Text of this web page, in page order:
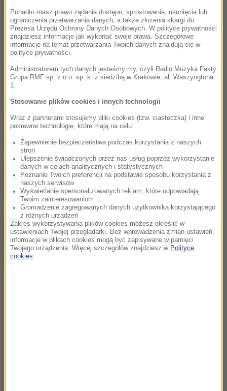
Źródło: PAP
Tagi:kradzież
chcesz widzieć więcej artykułów od RMF24?dodaj w
Google
Ponadto masz prawo żądania dostępu, sprostowania, usunięcia lub
ograniczenia przetwarzania danych, a także złożenia skargi do
Prezesa Urzędu Ochrony Danych Osobowych. W polityce prywatności
znajdziesz informacje jak wykonać swoje prawa. Szczegółowe
informacje na temat przetwarzania Twoich danych znajdują się w
polityce prywatności.
Administratorem tych danych jesteśmy my, czyli Radio Muzyka Fakty
Grupa RMF sp. z o.o. sp. k. z siedzibą w Krakowie, al. Waszyngtona
1.
Stosowanie plików cookies i innych technologii
Wraz z partnerami stosujemy pliki cookies (tzw. ciasteczka) i inne
pokrewne technologie, które mają na celu:
Zapewnienie bezpieczeństwa podczas korzystania z naszych
stron
Ulepszenie świadczonych przez nas usług poprzez wykorzystanie
danych w celach analitycznych i statystycznych
Poznanie Twoich preferencji na podstawie sposobu korzystania z
naszych serwisów
Wyświetlanie spersonalizowanych reklam, które odpowiadają
Twoim zainteresowaniom
Gromadzenie zagregowanych danych użytkownika korzystającego
z różnych urządzeń
Zakres wykorzystywania plików cookies możesz określić w
ustawieniach Twojej przeglądarki. Bez wprowadzenia zmian ustawień,
informacje w plikach cookies mogą być zapisywane w pamięci
Twojego urządzenia. Więcej szczegółów znajdziesz w Polityce
cookies.